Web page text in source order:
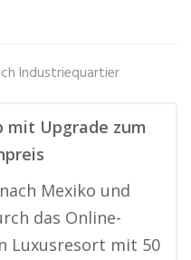
Industriequartier
mit Upgrade zum
Mexiko und
das Online-
Luxusresort mit 50